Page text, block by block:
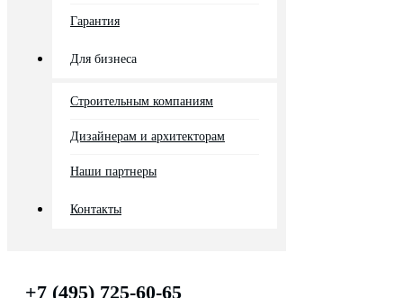
Гарантия
Для бизнеса
Строительным компаниям
Дизайнерам и архитекторам
Наши партнеры
Контакты
+7 (495) 725-60-65